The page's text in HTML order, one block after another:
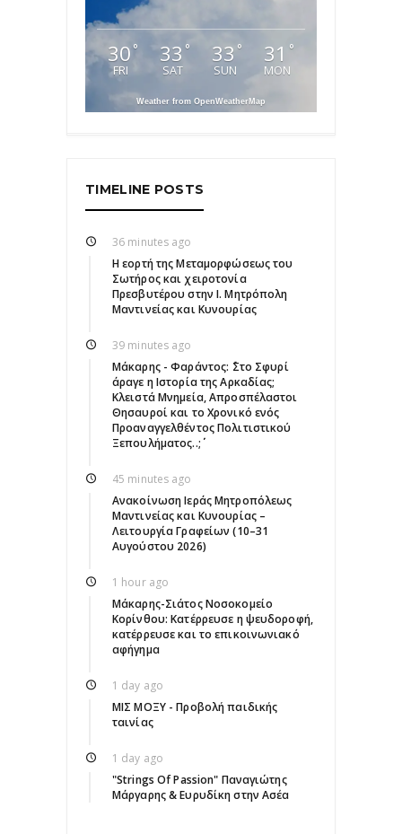
30 °
FRI
33 °
SAT
33 °
SUN
31 °
MON
Weather from OpenWeatherMap
TIMELINE POSTS
36 minutes ago
Η εορτή της Μεταμορφώσεως του
Σωτήρος και χειροτονία
Πρεσβυτέρου στην Ι. Μητρόπολη
Μαντινείας και Κυνουρίας
39 minutes ago
Μάκαρης - Φαράντος: ΄΄Στο Σφυρί
άραγε η Ιστορία της Αρκαδίας;
Κλειστά Μνημεία, Απροσπέλαστοι
Θησαυροί και το Χρονικό ενός
Προαναγγελθέντος Πολιτιστικού
Ξεπουλήματος..;΄΄
45 minutes ago
Ανακοίνωση Ιεράς Μητροπόλεως
Μαντινείας και Κυνουρίας –
Λειτουργία Γραφείων (10–31
Αυγούστου 2026)
1 hour ago
Μάκαρης-Σιάτος Νοσοκομείο
Κορίνθου: Κατέρρευσε η ψευδοροφή,
κατέρρευσε και το επικοινωνιακό
αφήγημα
1 day ago
ΜΙΣ ΜΟΞΥ - Προβολή παιδικής
ταινίας
1 day ago
"Strings Of Passion" Παναγιώτης
Μάργαρης & Ευρυδίκη στην Ασέα